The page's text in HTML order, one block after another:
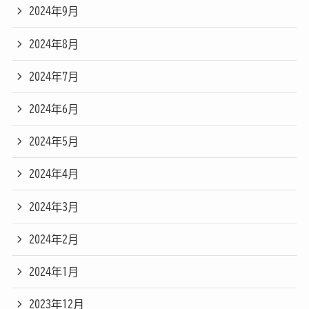
2024年9月
2024年8月
2024年7月
2024年6月
2024年5月
2024年4月
2024年3月
2024年2月
2024年1月
2023年12月